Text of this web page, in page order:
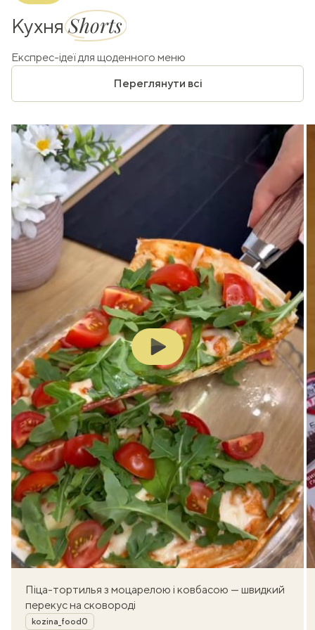
КухняShorts
Експрес-ідеї для щоденного меню
Переглянути всі
Play
Піца-тортилья з моцарелою і ковбасою — швидкий
перекус на сковороді
Автор
kozina_food0